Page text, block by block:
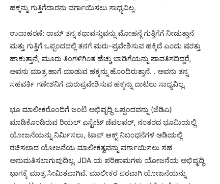
ಹಕ್ಕನ್ನು ಗುತ್ತಿಗೆದಾರನು ವರ್ಗಾಯಿಸಲು ಸಾಧ್ಯವಿಲ್ಲ.
ಉದಾಹರಣೆ: ರಾಮ್ ತನ್ನ ಕಥಾವಸ್ತುವನ್ನು ಮೋಹನ್ಗೆ ಗುತ್ತಿಗೆಗೆ ನೀಡುತ್ತಾನೆ
ಮತ್ತು ಗುತ್ತಿಗೆ ಒಪ್ಪಂದದಲ್ಲಿ ತನಗೆ ಮರು-ಪ್ರವೇಶಿಸುವ ಹಕ್ಕಿದೆ ಎಂದು ಷರತ್ತು
ಹಾಕುತ್ತಾನೆ, ಮೂರು ತಿಂಗಳಿಗಿಂತ ಹೆಚ್ಚು ಬಾಡಿಗೆಯನ್ನು ಪಾವತಿಸದಿದ್ದರೆ,
ಅವನು ಮಾತ್ರ ಹಾಗೆ ಮಾಡುವ ಹಕ್ಕನ್ನು ಹೊಂದಿರುತ್ತಾನೆ. . ಅವನು ತನ್ನ
ಸಹವರ್ತಿ ಗಣೇಶನಿಗೆ ಮರುಪ್ರವೇಶಿಸುವ ಹಕ್ಕನ್ನು ದಾಟಲು ಸಾಧ್ಯವಿಲ್ಲ.
ಭೂ ಮಾಲೀಕರೊಂದಿಗೆ ಜಂಟಿ ಅಭಿವೃದ್ಧಿ ಒಪ್ಪಂದವನ್ನು (ಜೆಡಿಎ)
ಮಾಡಿಕೊಂಡಿರುವ ರಿಯಲ್ ಎಸ್ಟೇಟ್ ಡೆವಲಪರ್, ನಂತರದ ಭೂಮಿಯಲ್ಲಿ
ಯೋಜನೆಯನ್ನು ನಿರ್ಮಿಸಲು, ಟಾಪ್ ಆಕ್ಟ್ ನಿಬಂಧನೆಗಳ ಅಡಿಯಲ್ಲಿ
ರಚಿಸಲಾದ ಯೋಜನೆಯ ಮಾಲೀಕತ್ವವನ್ನು ವರ್ಗಾಯಿಸಲು ಸಹ
ಅನುಮತಿಸಲಾಗುವುದಿಲ್ಲ. JDA ಯ ಪರಿಣಾಮಗಳು ಯೋಜನೆಯ ಅಭಿವೃದ್ಧಿ
ಭಾಗಕ್ಕೆ ಮಾತ್ರ ಸೀಮಿತವಾಗಿವೆ. ಮಾಲೀಕರ ಪರವಾಗಿ ಯೋಜನೆಯನ್ನು